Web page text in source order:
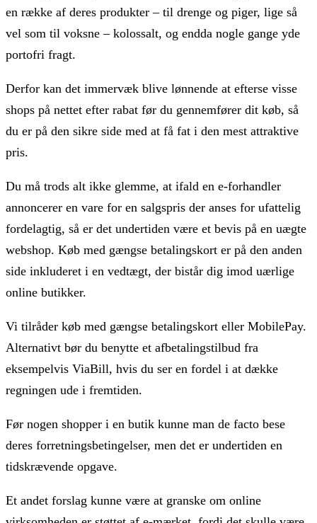
en række af deres produkter – til drenge og piger, lige så
vel som til voksne – kolossalt, og endda nogle gange yde
portofri fragt.
Derfor kan det immervæk blive lønnende at efterse visse
shops på nettet efter rabat før du gennemfører dit køb, så
du er på den sikre side med at få fat i den mest attraktive
pris.
Du må trods alt ikke glemme, at ifald en e-forhandler
annoncerer en vare for en salgspris der anses for ufattelig
fordelagtig, så er det undertiden være et bevis på en uægte
webshop. Køb med gængse betalingskort er på den anden
side inkluderet i en vedtægt, der bistår dig imod uærlige
online butikker.
Vi tilråder køb med gængse betalingskort eller MobilePay.
Alternativt bør du benytte et afbetalingstilbud fra
eksempelvis ViaBill, hvis du ser en fordel i at dække
regningen ude i fremtiden.
Før nogen shopper i en butik kunne man de facto bese
deres forretningsbetingelser, men det er undertiden en
tidskrævende opgave.
Et andet forslag kunne være at granske om online